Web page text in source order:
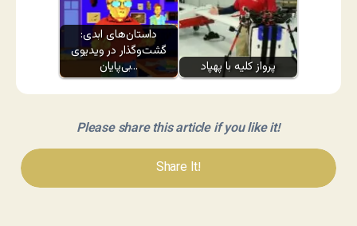
داستان‌های ابدی:
گشت‌وگذار در ویدیوی
بی‌پایان…
پرواز کلیه با پهپاد
Please share this article if you like it!
Share It!